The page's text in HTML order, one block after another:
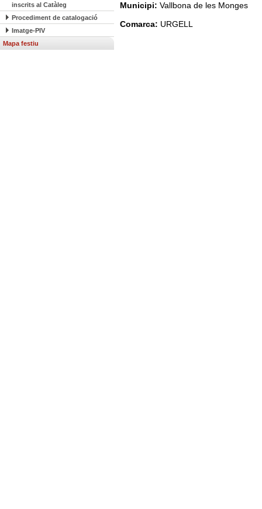
inscrits al Catàleg
Procediment de catalogació
Imatge-PIV
Mapa festiu
Municipi: Vallbona de les Monges
Comarca: URGELL